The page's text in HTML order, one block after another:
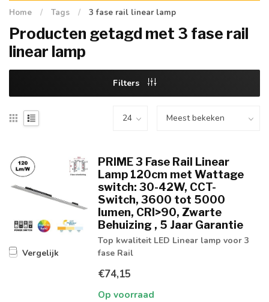
Home / Tags / 3 fase rail linear lamp
Producten getagd met 3 fase rail
linear lamp
Filters
Vergelijk
PRIME 3 Fase Rail Linear
Lamp 120cm met Wattage
switch: 30-42W, CCT-
Switch, 3600 tot 5000
lumen, CRI>90, Zwarte
Behuizing , 5 Jaar Garantie
Top kwaliteit LED Linear lamp voor 3
fase Rail
€74,15
Op voorraad